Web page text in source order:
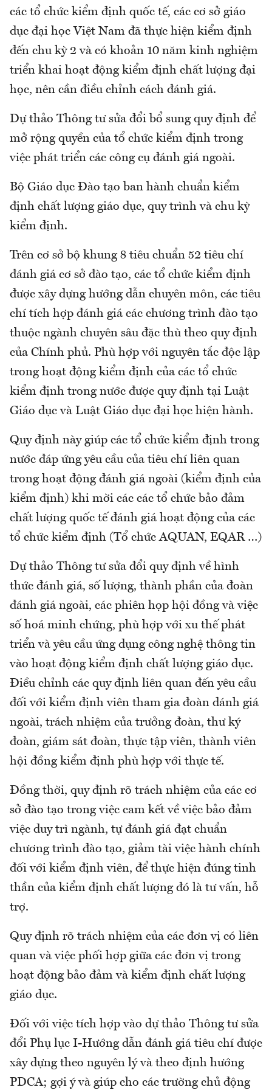
các tổ chức kiểm định quốc tế, các cơ sở giáo
dục đại học Việt Nam đã thực hiện kiểm định
đến chu kỳ 2 và có khoản 10 năm kinh nghiệm
triển khai hoạt động kiểm định chất lượng đại
học, nên cần điều chỉnh cách đánh giá.
Dự thảo Thông tư sửa đổi bổ sung quy định để
mở rộng quyền của tổ chức kiểm định trong
việc phát triển các công cụ đánh giá ngoài.
Bộ Giáo dục Đào tạo ban hành chuẩn kiểm
định chất lượng giáo dục, quy trình và chu kỳ
kiểm định.
Trên cơ sở bộ khung 8 tiêu chuẩn 52 tiêu chí
đánh giá cơ sở đào tạo, các tổ chức kiểm định
được xây dựng hướng dẫn chuyên môn, các tiêu
chí tích hợp đánh giá các chương trình đào tạo
thuộc ngành chuyên sâu đặc thù theo quy định
của Chính phủ. Phù hợp với nguyên tắc độc lập
trong hoạt động kiểm định của các tổ chức
kiểm định trong nước được quy định tại Luật
Giáo dục và Luật Giáo dục đại học hiện hành.
Quy định này giúp các tổ chức kiểm định trong
nước đáp ứng yêu cầu của tiêu chí liên quan
trong hoạt động đánh giá ngoài (kiểm định của
kiểm định) khi mời các các tổ chức bảo đảm
chất lượng quốc tế đánh giá hoạt động của các
tổ chức kiểm định (Tổ chức AQUAN, EQAR …)
Dự thảo Thông tư sửa đổi quy định về hình
thức đánh giá, số lượng, thành phần của đoàn
đánh giá ngoài, các phiên họp hội đồng và việc
số hoá minh chứng, phù hợp với xu thế phát
triển và yêu cầu ứng dụng công nghệ thông tin
vào hoạt động kiểm định chất lượng giáo dục.
Điều chỉnh các quy định liên quan đến yêu cầu
đối với kiểm định viên tham gia đoàn dánh giá
ngoài, trách nhiệm của trưởng đoàn, thư ký
đoàn, giám sát đoàn, thực tập viên, thành viên
hội đồng kiểm định phù hợp với thực tế.
Đồng thời, quy định rõ trách nhiệm của các cơ
sở đào tạo trong việc cam kết về việc bảo đảm
việc duy trì ngành, tự đánh giá đạt chuẩn
chương trình đào tạo, giảm tài việc hành chính
đối với kiểm định viên, để thực hiện đúng tinh
thần của kiểm định chất lượng đó là tư vấn, hỗ
trợ.
Quy định rõ trách nhiệm của các đơn vị có liên
quan và việc phối hợp giữa các đơn vị trong
hoạt động bảo đảm và kiểm định chất lượng
giáo dục.
Đối với việc tích hợp vào dự thảo Thông tư sửa
đổi Phụ lục I-Hướng dẫn đánh giá tiêu chí được
xây dựng theo nguyên lý và theo định hướng
PDCA; gợi ý và giúp cho các trường chủ động